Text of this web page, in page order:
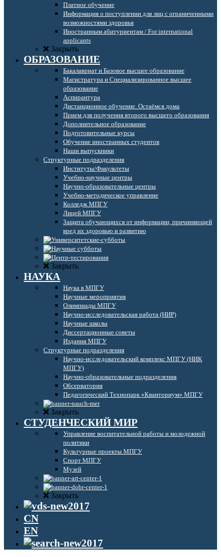
Платное обучение
Информация о поступлении для лиц с ограниченными
возможностями здоровья
Иностранным абитуриентам / For international
applicants
Закрыть
ОБРАЗОВАНИЕ
Бакалавриат и Базовое высшее образование
Магистратура и Специализированное высшее
образование
Аспирантура
Дистанционное обучение. Остаёмся дома
Прием для получения второго высшего образования
Дополнительное образование
Подготовительные курсы
Обучение иностранных студентов
Наши выпускники
Структурные подразделения
Институты/Факультеты
Учебно-научные центры
Научно-образовательные центры
Учебно-методическое управление
Колледж МПГУ
Лицей МПГУ
Защита обучающихся от информации, причиняющей
вред их здоровью и развитию
Закрыть
НАУКА
Наука в МПГУ
Научные мероприятия
Олимпиады МПГУ
Научно-исследовательская работа (НИР)
Научные школы
Диссертационные советы
Издания МПГУ
Структурные подразделения
Научно-исследовательский комплекс МПГУ (НИК
МПГУ)
Научно-образовательные подразделения
Обсерватория
Педагогический Технопарк «Кванториум» МПГУ
Закрыть
СТУДЕНЧЕСКИЙ МИР
Управление воспитательной работы и молодежной
политики
Культурные проекты МПГУ
Спорт МПГУ
Музей
Закрыть
CN
EN